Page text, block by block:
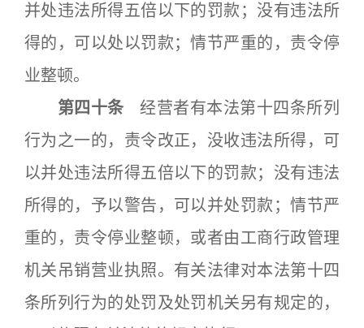
并处违法所得五倍以下的罚款；没有违法所
得的，可以处以罚款；情节严重的，责令停
业整顿。
第四十条 经营者有本法第十四条所列
行为之一的，责令改正，没收违法所得，可
以并处违法所得五倍以下的罚款；没有违法
所得的，予以警告，可以并处罚款；情节严
重的，责令停业整顿，或者由工商行政管理
机关吊销营业执照。有关法律对本法第十四
条所列行为的处罚及处罚机关另有规定的，